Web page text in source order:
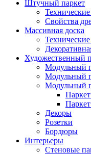
Штучный паркет
Свойства
Массивная доска
Художественный
Модульный
Модульный
Модульный
Декоры
Розетки
Бордюры
Интерьеры
Стеновые